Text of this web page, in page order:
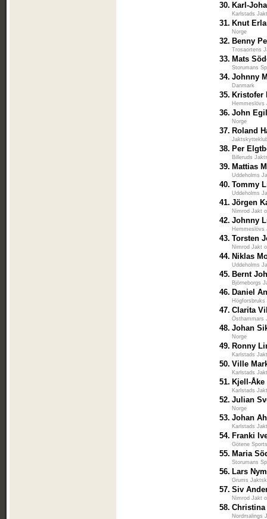
30. Karl-
Karlstads
31. Knut
Norge
32. Benny
Trosaortens
33. Mats
Storumans
34. Johnny
Danmark
35. Kristofer
Hemmeslövs
36. John
Norge
37. Roland
38. Per
Billeruds
39. Mattias
Uddeholms
40. Tommy
Uddeholms
41. Jörgen
Nimrod Jakt
42. Johnny
Hemmeslövs
43. Torsten
Nimrod Jakt
44. Niklas
Uddeholms
45. Bernt
Björneborgs
46. Daniel
47. Clarita
Östhammars
48. Johan
Norge
49. Ronny
Karlstads
50. Ville
Karlstads
51. Kjell-Åke
Karlstads
52. Julian
Norge
53. Johan
Karlstads
54. Franki
Götene
55. Maria
Storumans
56. Lars
Grums
57. Siv
Nimrod Jakt
58.
Nordmalings